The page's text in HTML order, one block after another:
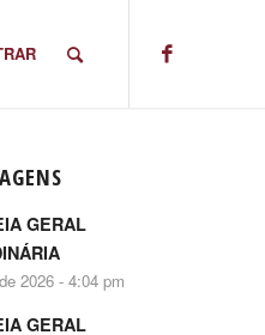
GERAL
2026 - 4:04 pm
GERAL